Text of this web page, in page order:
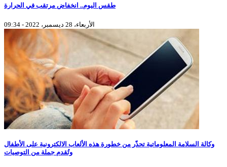
طقس اليوم.. انخفاض مرتقب في الحرارة
الأربعاء، 28 ديسمبر، 2022 - 09:34
وكالة السلامة المعلوماتية تحذّر من خطورة هذه الألعاب الالكترونية على الأطفال
وتُقدم جملة من التوصيات